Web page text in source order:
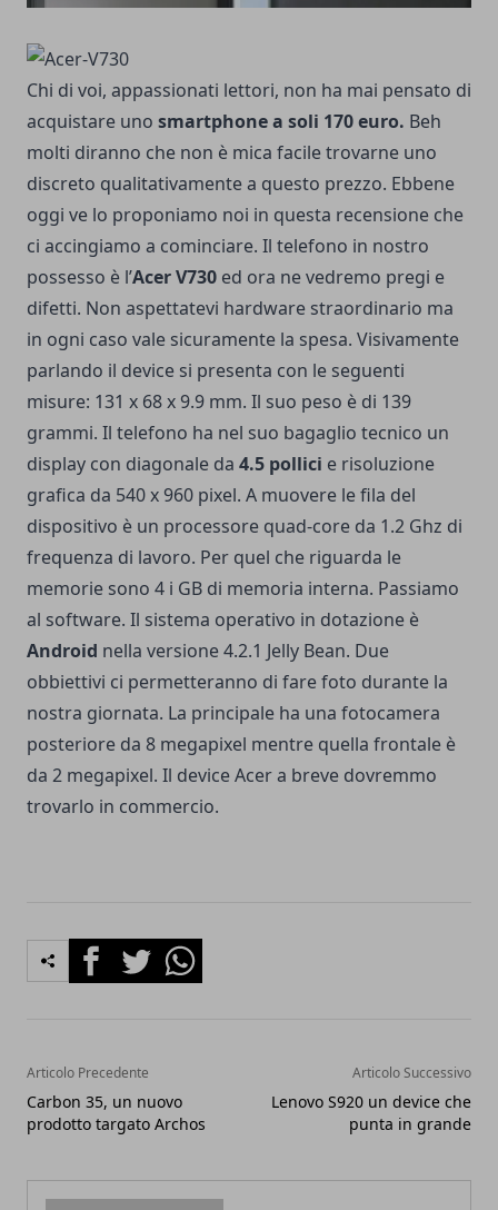
Chi di voi, appassionati lettori, non ha mai pensato di
acquistare uno smartphone a soli 170 euro. Beh
molti diranno che non è mica facile trovarne uno
discreto qualitativamente a questo prezzo. Ebbene
oggi ve lo proponiamo noi in questa recensione che
ci accingiamo a cominciare. Il telefono in nostro
possesso è l’Acer V730 ed ora ne vedremo pregi e
difetti. Non aspettatevi hardware straordinario ma
in ogni caso vale sicuramente la spesa. Visivamente
parlando il device si presenta con le seguenti
misure: 131 x 68 x 9.9 mm. Il suo peso è di 139
grammi. Il telefono ha nel suo bagaglio tecnico un
display con diagonale da 4.5 pollici e risoluzione
grafica da 540 x 960 pixel. A muovere le fila del
dispositivo è un processore quad-core da 1.2 Ghz di
frequenza di lavoro. Per quel che riguarda le
memorie sono 4 i GB di memoria interna. Passiamo
al software. Il sistema operativo in dotazione è
Android nella versione 4.2.1 Jelly Bean. Due
obbiettivi ci permetteranno di fare foto durante la
nostra giornata. La principale ha una fotocamera
posteriore da 8 megapixel mentre quella frontale è
da 2 megapixel. Il device Acer a breve dovremmo
trovarlo in commercio.
FacebookTwitterWhatsapp
Articolo Precedente
Carbon 35, un nuovo
prodotto targato Archos
Articolo Successivo
Lenovo S920 un device che
punta in grande